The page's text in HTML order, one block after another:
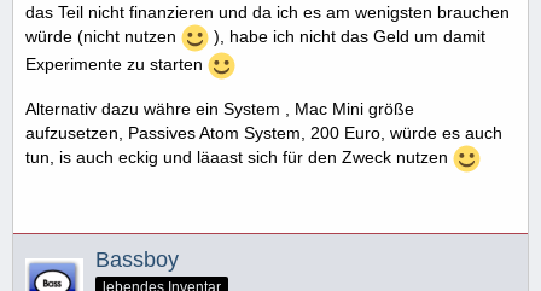
das Teil nicht finanzieren und da ich es am wenigsten brauchen
würde (nicht nutzen
), habe ich nicht das Geld um damit
Experimente zu starten
Alternativ dazu währe ein System , Mac Mini größe
aufzusetzen, Passives Atom System, 200 Euro, würde es auch
tun, is auch eckig und läaast sich für den Zweck nutzen
Bassboy
lebendes Inventar